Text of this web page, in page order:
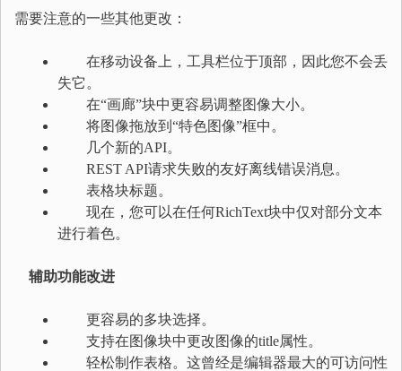
需要注意的一些其他更改：
在移动设备上，工具栏位于顶部，因此您不会丢
失它。
在“画廊”块中更容易调整图像大小。
将图像拖放到“特色图像”框中。
几个新的API。
REST API请求失败的友好离线错误消息。
表格块标题。
现在，您可以在任何RichText块中仅对部分文本
进行着色。
辅助功能改进
更容易的多块选择。
支持在图像块中更改图像的title属性。
轻松制作表格。这曾经是编辑器最大的可访问性